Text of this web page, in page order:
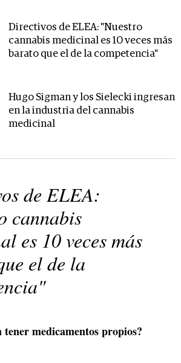
Directivos de ELEA: "Nuestro
cannabis medicinal es 10 veces más
barato que el de la competencia"
Hugo Sigman y los Sielecki ingresan
en la industria del cannabis
medicinal
de ELEA:
cannabis
es 10 veces más
el de la
medicamentos propios?